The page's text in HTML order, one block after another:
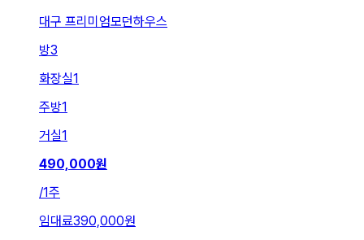
대구 프리미엄모던하우스
방3
화장실1
주방1
거실1
490,000원
/1주
임대료390,000원